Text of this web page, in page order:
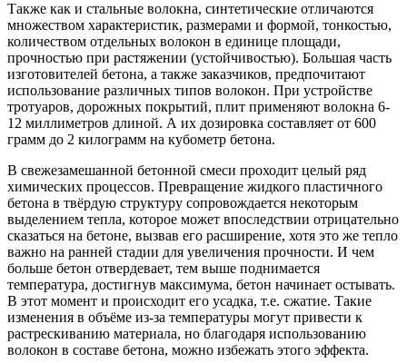
Также как и стальные волокна, синтетические отличаются
множеством характеристик, размерами и формой, тонкостью,
количеством отдельных волокон в единице площади,
прочностью при растяжении (устойчивостью). Большая часть
изготовителей бетона, а также заказчиков, предпочитают
использование различных типов волокон. При устройстве
тротуаров, дорожных покрытий, плит применяют волокна 6-
12 миллиметров длиной. А их дозировка составляет от 600
грамм до 2 килограмм на кубометр бетона.
В свежезамешанной бетонной смеси проходит целый ряд
химических процессов. Превращение жидкого пластичного
бетона в твёрдую структуру сопровождается некоторым
выделением тепла, которое может впоследствии отрицательно
сказаться на бетоне, вызвав его расширение, хотя это же тепло
важно на ранней стадии для увеличения прочности. И чем
больше бетон отвердевает, тем выше поднимается
температура, достигнув максимума, бетон начинает остывать.
В этот момент и происходит его усадка, т.е. сжатие. Такие
изменения в объёме из-за температуры могут привести к
растрескиванию материала, но благодаря использованию
волокон в составе бетона, можно избежать этого эффекта.